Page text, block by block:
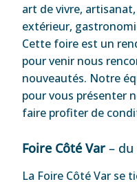
art de vivre,
extérieur,
Cette foire est un
pour venir nous
nouveautés. Notre
pour vous présenter
faire profiter de
Foire Côté Var –
La Foire Côté Var se